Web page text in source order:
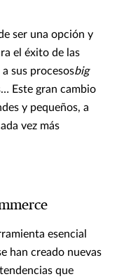
ser una opción y
el éxito de las
sus procesosbig
Este gran cambio
y pequeños, a
vez más
esencial
han creado nuevas
que